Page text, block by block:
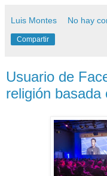
Luis Montes No hay
Compartir
Usuario de
religión